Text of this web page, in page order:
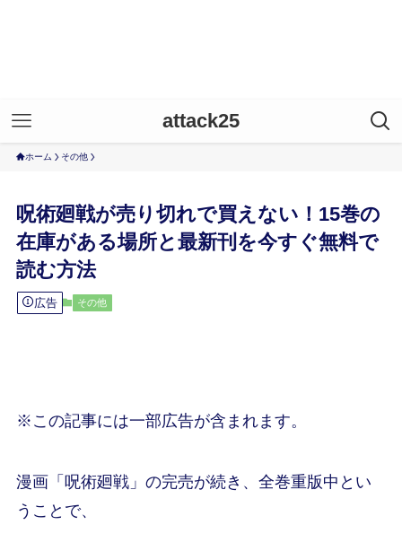
attack25
ホーム その他
呪術廻戦が売り切れで買えない！15巻の
在庫がある場所と最新刊を今すぐ無料で
読む方法
広告 その他
※この記事には一部広告が含まれます。
漫画「呪術廻戦」の完売が続き、全巻重版中とい
うことで、